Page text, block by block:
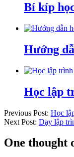
Bí kíp
Hướng
Học lập
Previous Post: Học
Next Post: Dạy lập
One thought